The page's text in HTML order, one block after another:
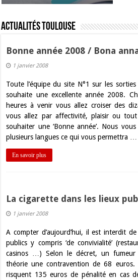
Actualités Toulouse
Bonne année 2008 / Bona
1 janvier 2008
Toute l’équipe du site N°1 sur les
souhaite une excellente année 2008.
heures à venir vous allez croiser des
vous allez par affectivité, plaisir ou tout
souhaiter une ‘Bonne année’. Nous
plusieurs langues ce qui vous permettra …
En savoir plus
La cigarette dans les lieux
1 janvier 2008
A compter d’aujourd’hui, il est interdit
publics y compris ‘de convivialité’
casinos …) Selon le décret, un
théorie une contravention de 68 euros.
risquent 135 euros de pénalité en cas